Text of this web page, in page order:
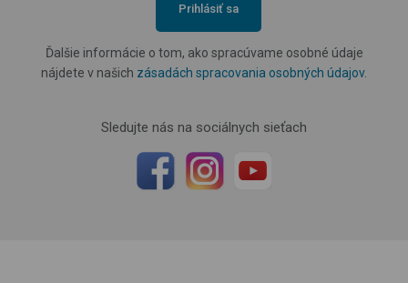
Prihlásiť sa
Ďalšie informácie o tom, ako spracúvame osobné údaje
nájdete v našich zásadách spracovania osobných údajov.
Sledujte nás na sociálnych sieťach